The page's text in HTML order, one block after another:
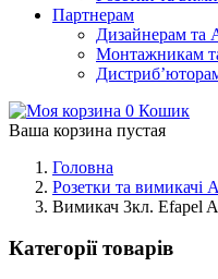
Партнерам
Дизайнерам та
Монтажникам
0 Кошик
Ваша корзина пустая
Головна
Розетки та вимикачі
Вимикач 3кл. Efapel
Категорії товарів